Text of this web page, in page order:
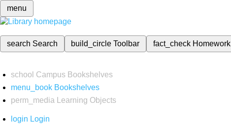
menu
search Search build_circleToolbar fact_check Homework
school Campus Bookshelves
menu_book Bookshelves
perm_media
Learning Objects
login Login